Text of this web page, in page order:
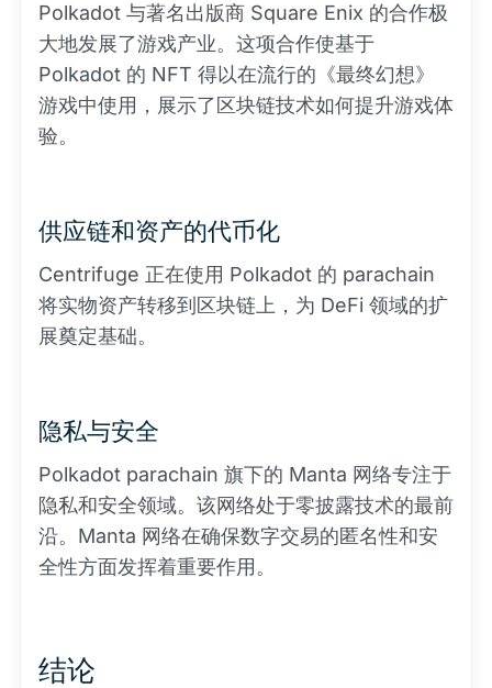
Polkadot 与著名出版商 Square Enix 的合作极
大地发展了游戏产业。这项合作使基于
Polkadot 的 NFT 得以在流行的《最终幻想》
游戏中使用，展示了区块链技术如何提升游戏体
验。
供应链和资产的代币化
Centrifuge 正在使用 Polkadot 的 parachain
将实物资产转移到区块链上，为 DeFi 领域的扩
展奠定基础。
隐私与安全
Polkadot parachain 旗下的 Manta 网络专注于
隐私和安全领域。该网络处于零披露技术的最前
沿。Manta 网络在确保数字交易的匿名性和安
全性方面发挥着重要作用。
结论